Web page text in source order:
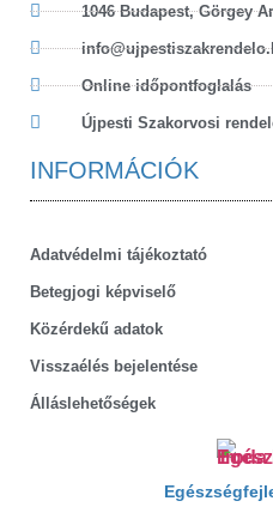
1046 Budapest, Görgey
Online időpontfoglalás
Újpesti Szakorvosi
INFORMÁCIÓK
Adatvédelmi tájékoztató
Betegjogi képviselő
Közérdekű adatok
Visszaélés bejelentése
Álláslehetőségek